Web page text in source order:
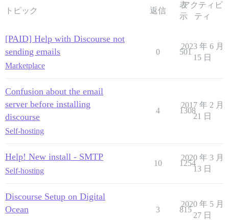
トピック 返信
表
示
アクティビ
ティ
[PAID] Help with Discourse not
sending emails
Marketplace
0 501
2023 年 6 月
15 日
Confusion about the email
server before installing
discourse
Self-hosting
4 1308
2017 年 2 月
21 日
Help! New install - SMTP
Self-hosting
10 1254
2020 年 3 月
13 日
Discourse Setup on Digital
Ocean
3 815
2020 年 5 月
27 日